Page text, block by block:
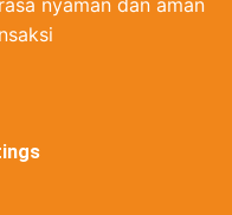
nyaman dan aman